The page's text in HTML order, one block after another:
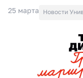
25 марта Новости